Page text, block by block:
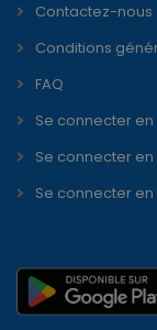
Contactez-nous
Conditions
FAQ
Se connecter
Se connecter
Se connecter